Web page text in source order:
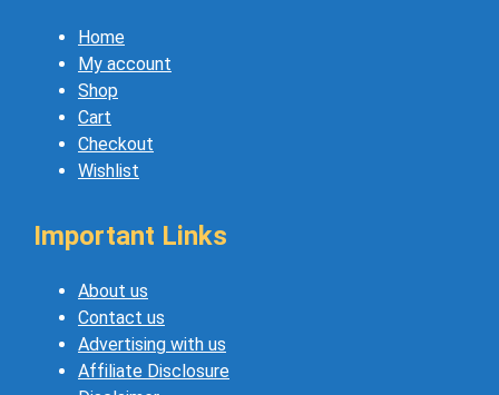
Home
My account
Shop
Cart
Checkout
Wishlist
Important Links
About us
Contact us
Advertising with us
Affiliate Disclosure